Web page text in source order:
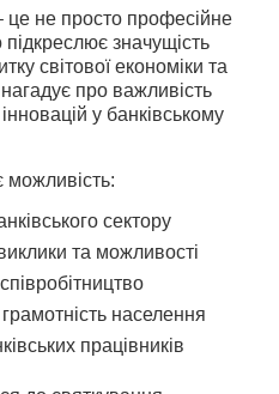
це не просто професійне
значущість
світової економіки та
про важливість
у банківському
можливість:
сектору
та можливості
населення
працівників